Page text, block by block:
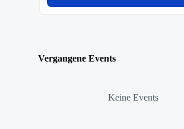
Vergangene Events
Keine Events